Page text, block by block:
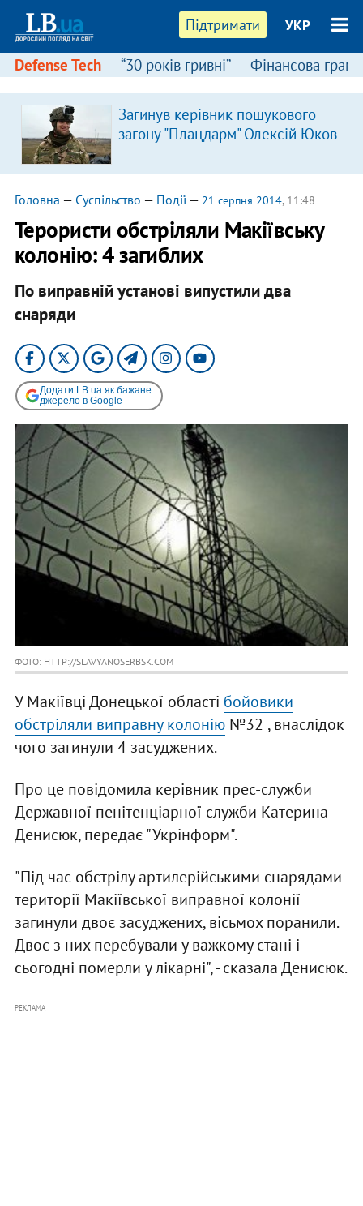
Підтримати УКР
Defense Tech “30 років гривні” Фінансова
Загинув керівник пошукового
загону "Плацдарм" Олексій Юков
Головна — Суспільство — Події— 21 серпня 2014, 11:48
Терористи обстріляли Макіївську
колонію: 4 загиблих
По виправній установі випустили два
снаряди
Додати LB.ua як бажане
джерело в Google
ФОТО: HTTP://SLAVYANOSERBSK.COM
У Макіївці Донецької області бойовики
обстріляли виправну колонію№32 , внаслідок
чого загинули 4 засуджених.
Про це повідомила керівник прес-служби
Державної пенітенціарної служби Катерина
Денисюк, передає "Укрінформ".
"Під час обстрілу артилерійськими снарядами
території Макіївської виправної колонії
загинули двоє засуджених, вісьмох поранили.
Двоє з них перебували у важкому стані і
сьогодні померли у лікарні", - сказала Денисюк.
РЕКЛАМА